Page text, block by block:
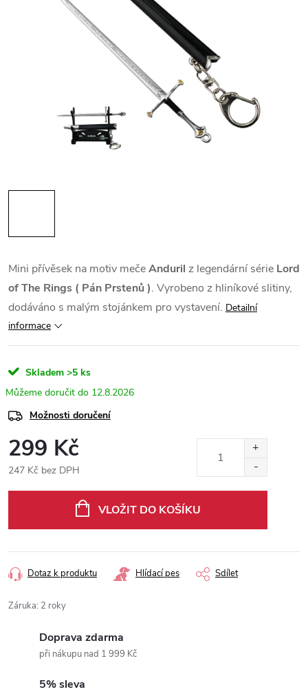
Mini přívěsek na motiv mečeAnduril z legendární série Lord
of The Rings ( Pán Prstenů ). Vyrobeno z hliníkové slitiny,
dodáváno s malým stojánkem pro vystavení. Detailní
informace
Skladem >5 ks
12.8.2026
Možnosti doručení
299 Kč
247 Kč bez DPH
VLOŽIT DO KOŠÍKU
Dotaz k produktu Hlídací pes Sdílet
Záruka: 2 roky
Doprava zdarma
při nákupu nad 1 999 Kč
5% sleva